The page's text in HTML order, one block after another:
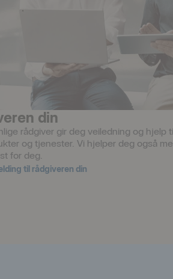
din
rådgiver gir deg veiledning og hjelp
og tjenester. Vi hjelper deg også
for deg.
til rådgiveren din
fönster